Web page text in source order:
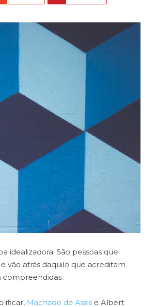
idealizadora. São pessoas que
vão atrás daquilo que acreditam.
compreendidas.
Machado de Assis e Albert